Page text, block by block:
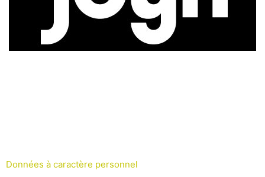
Données à caractère personnel